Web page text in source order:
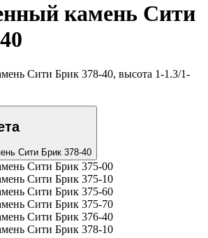
камень Сити